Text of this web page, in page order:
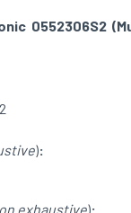
0552306S2
):
exhaustive):